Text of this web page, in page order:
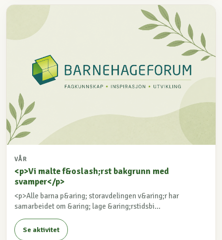
VÅR
<p>Vi malte f&oslash;rst bakgrunn med
svamper</p>
<p>Alle barna p&aring; storavdelingen v&aring;r har
samarbeidet om &aring; lage &aring;rstidsbi...
Se aktivitet